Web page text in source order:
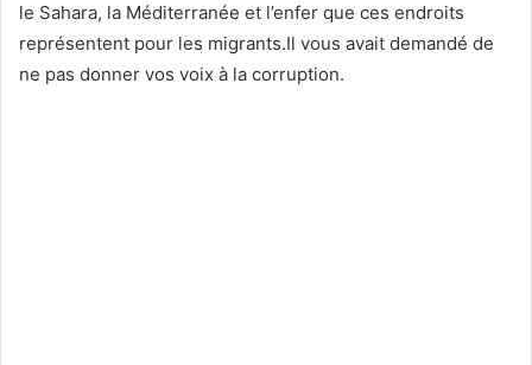
le Sahara, la Méditerranée et l’enfer que ces endroits
représentent pour les migrants.Il vous avait demandé de
ne pas donner vos voix à la corruption.